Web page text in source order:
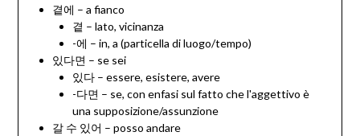
곁에 – a fianco
곁 – lato, vicinanza
-에 – in, a (particella di luogo/tempo)
있다면 – se sei
있다 – essere, esistere, avere
-다면 – se, con enfasi sul fatto che l'aggettivo è
una supposizione/assunzione
갈 수 있어 – posso andare